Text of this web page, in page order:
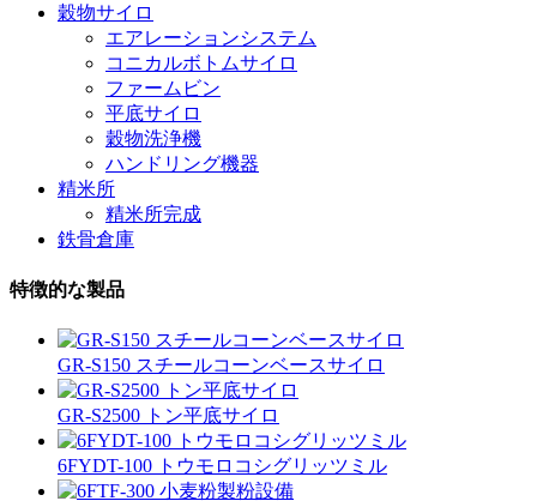
穀物サイロ
エアレーションシステム
コニカルボトムサイロ
ファームビン
平底サイロ
穀物洗浄機
ハンドリング機器
精米所
精米所完成
鉄骨倉庫
特徴的な製品
GR-S150 スチールコーンベースサイロ
GR-S2500 トン平底サイロ
6FYDT-100 トウモロコシグリッツミル